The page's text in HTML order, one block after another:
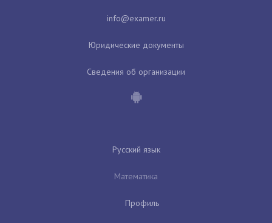
Юридические документы
Сведения об организации
Русский язык
Математика
Профиль